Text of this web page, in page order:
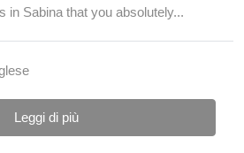
in Sabina that you absolutely...
Leggi di più